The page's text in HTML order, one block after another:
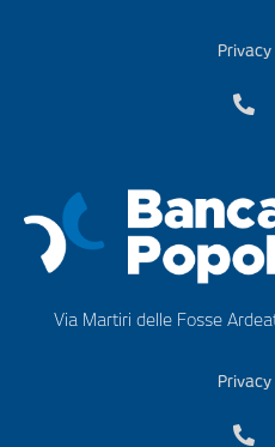
Privacy
Via Martiri delle Fosse
Privacy